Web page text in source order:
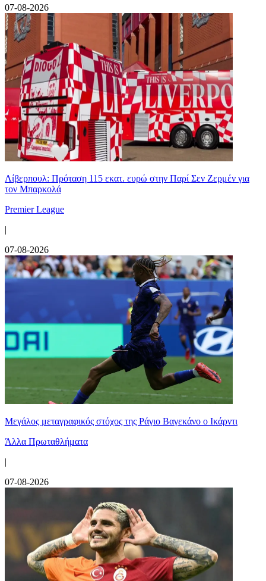
07-08-2026
Λίβερπουλ: Πρόταση 115 εκατ. ευρώ στην Παρί Σεν Ζερμέν για
τον Μπαρκολά
Premier League
|
07-08-2026
Μεγάλος μεταγραφικός στόχος της Ράγιο Βαγεκάνο ο Ικάρντι
Άλλα Πρωταθλήματα
|
07-08-2026